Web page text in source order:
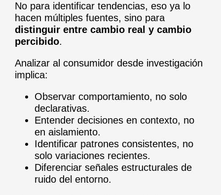
No para identificar tendencias, eso ya lo
hacen múltiples fuentes, sino para
distinguir entre cambio real y cambio
percibido.
Analizar al consumidor desde investigación
implica:
Observar comportamiento, no solo
declarativas.
Entender decisiones en contexto, no
en aislamiento.
Identificar patrones consistentes, no
solo variaciones recientes.
Diferenciar señales estructurales de
ruido del entorno.